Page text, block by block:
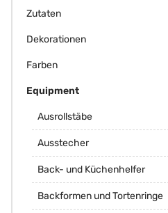
Zutaten
Dekorationen
Farben
Equipment
Ausrollstäbe
Ausstecher
Back- und Küchenhelfer
Backformen und Tortenringe